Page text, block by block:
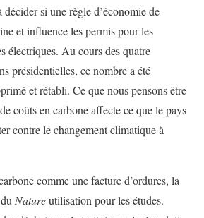
si une règle d’économie de
et influence les permis pour les
électriques. Au cours des quatre
présidentielles, ce nombre a été
et rétabli. Ce que nous pensons être
coûts en carbone affecte ce que le pays
contre le changement climatique à
comme une facture d’ordures, la
Natureutilisation pour les études.